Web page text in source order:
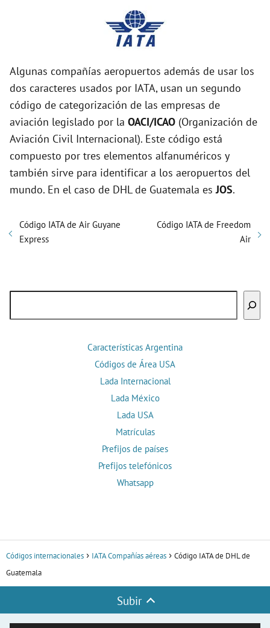
Algunas compañías aeropuertos además de usar los
dos caracteres usados por IATA, usan un segundo
código de categorización de las empresas de
aviación legislado por la OACI/ICAO (Organización de
Aviación Civil Internacional). Este código está
compuesto por tres elementos alfanuméricos y
también sirve para identificar a los aeropuertos del
mundo. En el caso de DHL de Guatemala esJOS.
Código IATA de Air Guyane
Express
Código IATA de Freedom
Air
Características Argentina
Códigos de Área USA
Lada Internacional
Lada México
Lada USA
Matrículas
Prefijos de países
Prefijos telefónicos
Whatsapp
Códigos internacionales IATA Compañías aéreas
Código IATA de DHL de
Guatemala
Subir